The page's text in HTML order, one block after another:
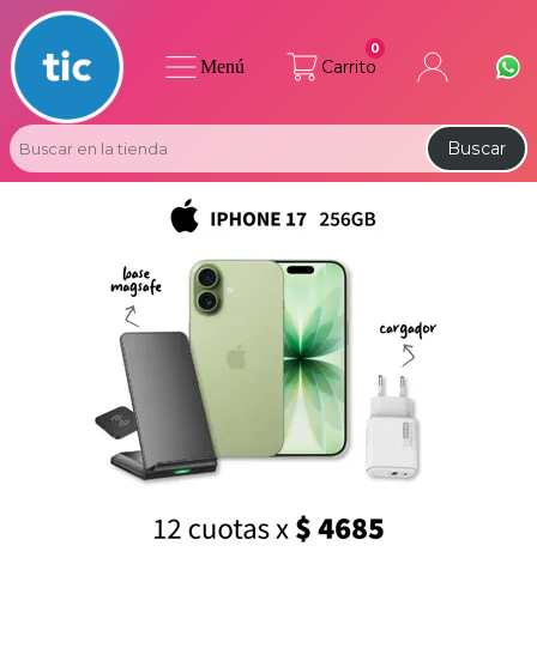
Carrito
0
Buscar
Menú